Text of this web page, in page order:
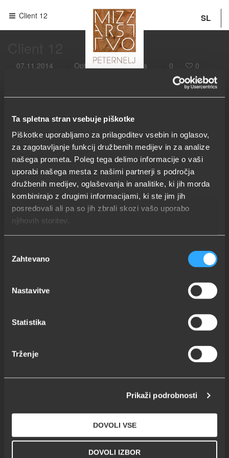
Ta spletna stran vsebuje piškotke
Piškotke uporabljamo za prilagoditev vsebin in oglasov,
za zagotavljanje funkcij družbenih medijev in za analize
našega prometa. Poleg tega delimo informacije o vaši
uporabi našega mesta z našimi partnerji s področja
družbenih medijev, oglaševanja in analitike, ki jih morda
kombinirajo z drugimi informacijami, ki ste jim jih
posredovali ali pa so jih zbrali skozi vašo uporabo
njihovih storitev.
soglasja
Zahtevano
Nastavitve
Statistika
Trženje
Prikaži podrobnosti
DOVOLI VSE
DOVOLI IZBOR
Client 12 SL
07.11.2014 Optiweb Clients 0 0
PREVIOUS POST
DELAVNICA:
877 529
Damijan
041 604 249
info@krzisnik.si